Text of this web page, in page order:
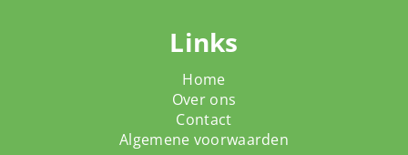
Links
Home
Over ons
Contact
Algemene voorwaarden